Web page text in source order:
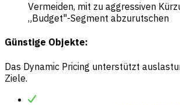
Vermeiden, mit zu aggressiven
„Budget"-Segment abzurutschen
Günstige Objekte:
Das Dynamic Pricing unterstützt
Ziele.